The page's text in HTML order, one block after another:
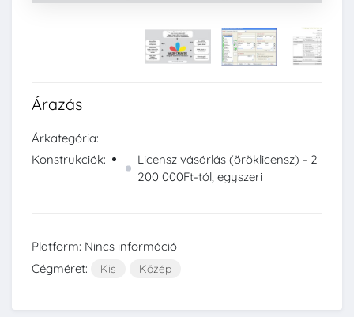
Árazás
Árkategória:
Konstrukciók:
Licensz vásárlás (öröklicensz) - 2
200 000Ft-tól, egyszeri
Platform: Nincs információ
Cégméret:
Kis Közép